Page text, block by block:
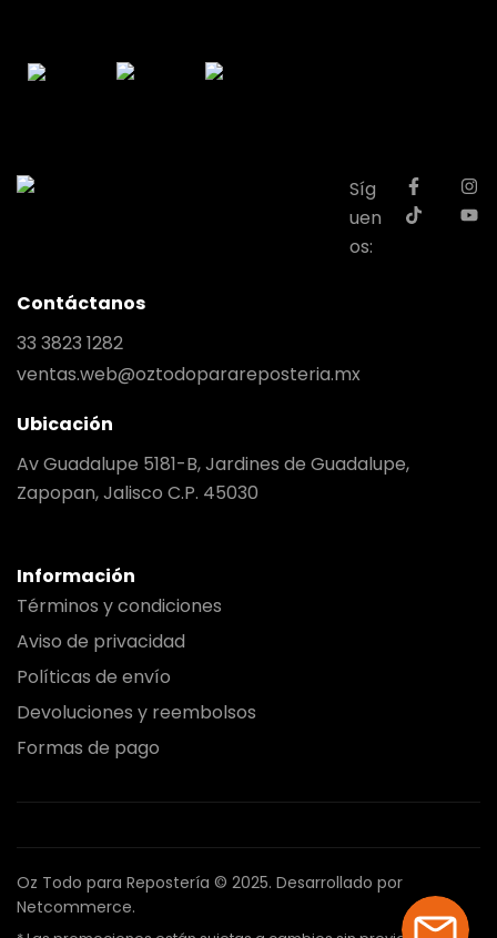
Síg
uen
os:
Contáctanos
33 3823 1282
ventas.web@oztodoparareposteria.mx
Ubicación
Av Guadalupe 5181-B, Jardines de Guadalupe,
Zapopan, Jalisco C.P. 45030
Información
Términos y condiciones
Aviso de privacidad
Políticas de envío
Devoluciones y reembolsos
Formas de pago
Oz Todo para Repostería © 2025. Desarrollado por
Netcommerce.